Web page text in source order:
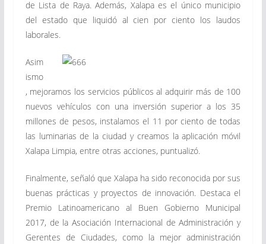
de Lista de Raya. Además, Xalapa es el único municipio
del estado que liquidó al cien por ciento los laudos
laborales.
Asim
ismo
, mejoramos los servicios públicos al adquirir más de 100
nuevos vehículos con una inversión superior a los 35
millones de pesos, instalamos el 11 por ciento de todas
las luminarias de la ciudad y creamos la aplicación móvil
Xalapa Limpia, entre otras acciones, puntualizó.
Finalmente, señaló que Xalapa ha sido reconocida por sus
buenas prácticas y proyectos de innovación. Destaca el
Premio Latinoamericano al Buen Gobierno Municipal
2017, de la Asociación Internacional de Administración y
Gerentes de Ciudades, como la mejor administración